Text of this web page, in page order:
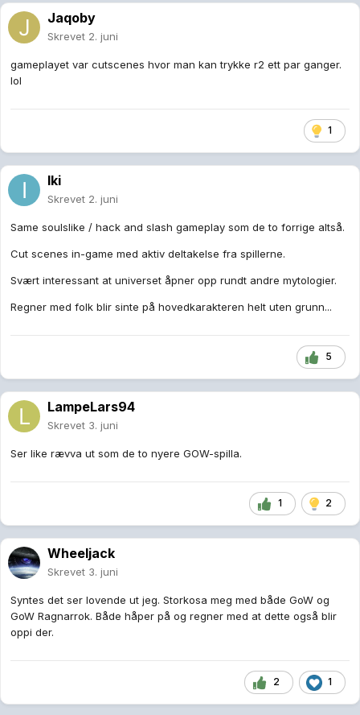
Jaqoby
Skrevet 2. juni
gameplayet var cutscenes hvor man kan trykke r2 ett par ganger.
lol
1
Iki
Skrevet 2. juni
Same soulslike / hack and slash gameplay som de to forrige altså.
Cut scenes in-game med aktiv deltakelse fra spillerne.
Svært interessant at universet åpner opp rundt andre mytologier.
Regner med folk blir sinte på hovedkarakteren helt uten grunn...
5
LampeLars94
Skrevet 3. juni
Ser like rævva ut som de to nyere GOW-spilla.
1 2
Wheeljack
Skrevet 3. juni
Syntes det ser lovende ut jeg. Storkosa meg med både GoW og
GoW Ragnarrok. Både håper på og regner med at dette også blir
oppi der.
2 1